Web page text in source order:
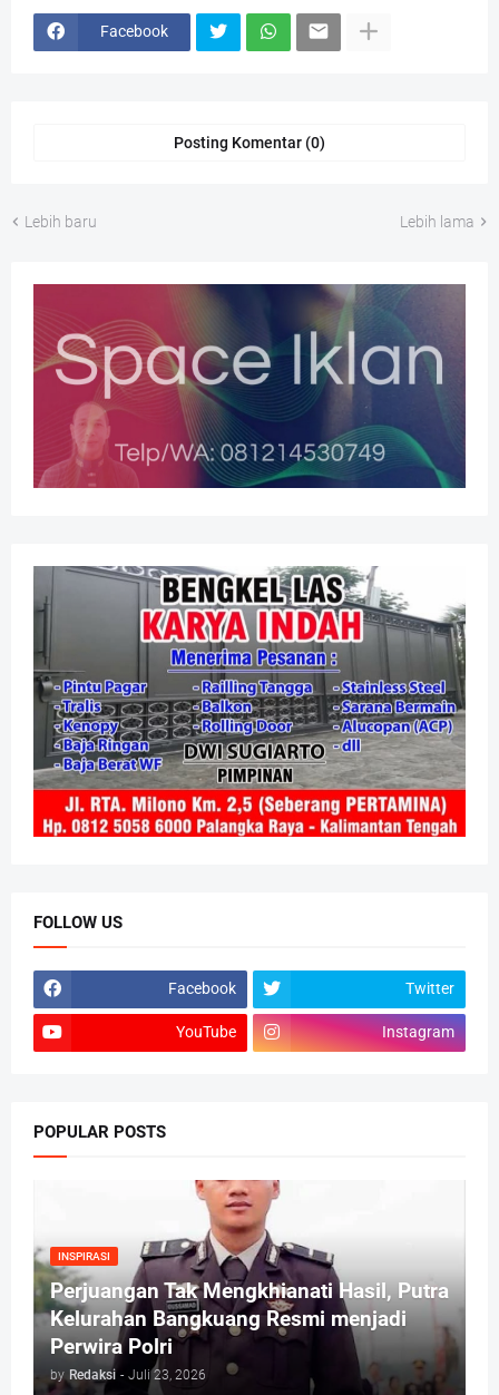
Facebook
Posting Komentar (0)
Lebih baru Lebih lama
FOLLOW US
Facebook Twitter
YouTube Instagram
POPULAR POSTS
INSPIRASI
Perjuangan Tak Mengkhianati Hasil, Putra
Kelurahan Bangkuang Resmi menjadi
Perwira Polri
by Redaksi - Juli 23, 2026